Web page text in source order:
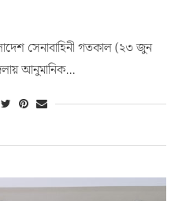
সেনাবাহিনী গতকাল (২৩ জুন
আনুমানিক…